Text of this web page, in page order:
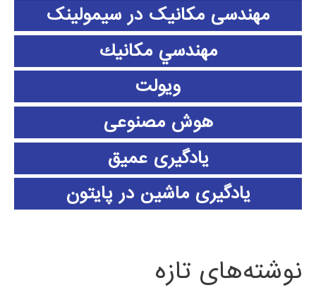
مهندسی مکانیک در سیمولینک
مهندسي مكانيك
ویولت
هوش مصنوعی
یادگیری عمیق
یادگیری ماشین در پایتون
نوشته‌های تازه